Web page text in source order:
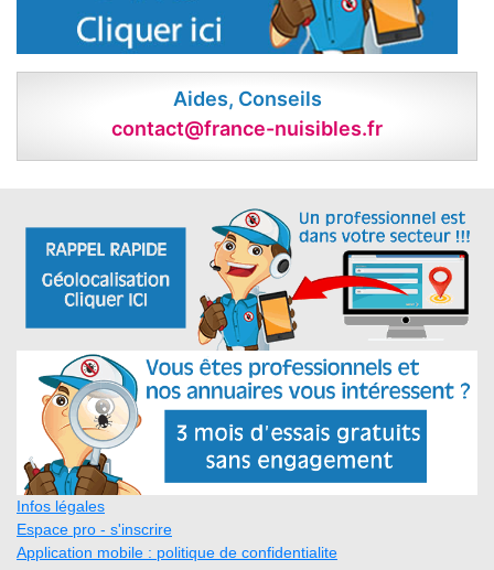
Aides, Conseils
contact@france-nuisibles.fr
Infos légales
Espace pro - s'inscrire
Application mobile : politique de confidentialite